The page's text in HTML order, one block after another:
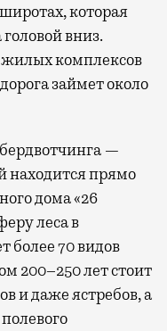
которая
вниз.
жилых комплексов
займет около
—
находится прямо
дома «26
леса в
более 70 видов
200–250 лет стоит
и даже ястребов, а